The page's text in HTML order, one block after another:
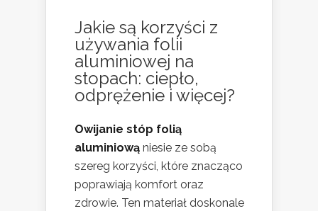
Jakie są korzyści z
używania folii
aluminiowej na
stopach: ciepło,
odprężenie i więcej?
Owijanie stóp folią
aluminiową niesie ze sobą
szereg korzyści, które znacząco
poprawiają komfort oraz
zdrowie. Ten materiał doskonale